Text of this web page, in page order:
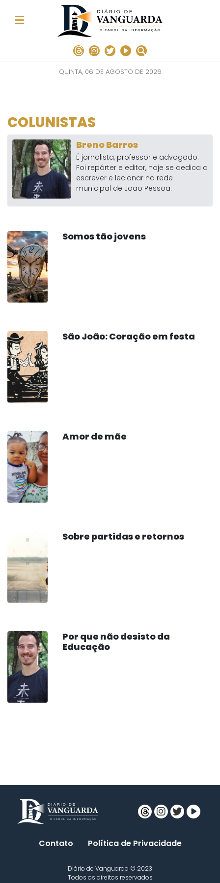
QUINTA, 06 DE AGOSTO DE 2026
COLUNISTAS
Breno Barros
É jornalista, professor e advogado.
Foi repórter e editor, hoje se dedica a
escrever e lecionar na rede
municipal de João Pessoa.
Somos tão jovens
São João: Coração em festa
Amor de mãe
Sobre partidas e retornos
Por que não desisto da
Educação
Contato Política de Privacidade
Diário de Vanguarda © 2023
Todos os direitos reservados